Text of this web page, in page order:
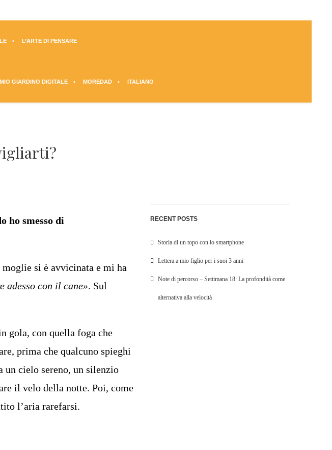
L’ARTE DI PENSARE
GIARDINO DIGITALE MOREDAD ITALIANO
ho smesso di
si è avvicinata e mi ha
adesso con il cane». Sul
gola, con quella foga che
prima che qualcuno spieghi
un cielo sereno, un silenzio
il velo della notte. Poi, come
l’aria rarefarsi.
RECENT POSTS
Storia di un topo con lo smartphone
Lettera a mio figlio per i suoi 3 anni
Note di percorso – Settimana 18: La profondità come
alternativa alla velocità